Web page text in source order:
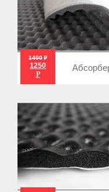
1400Р
1250
Р